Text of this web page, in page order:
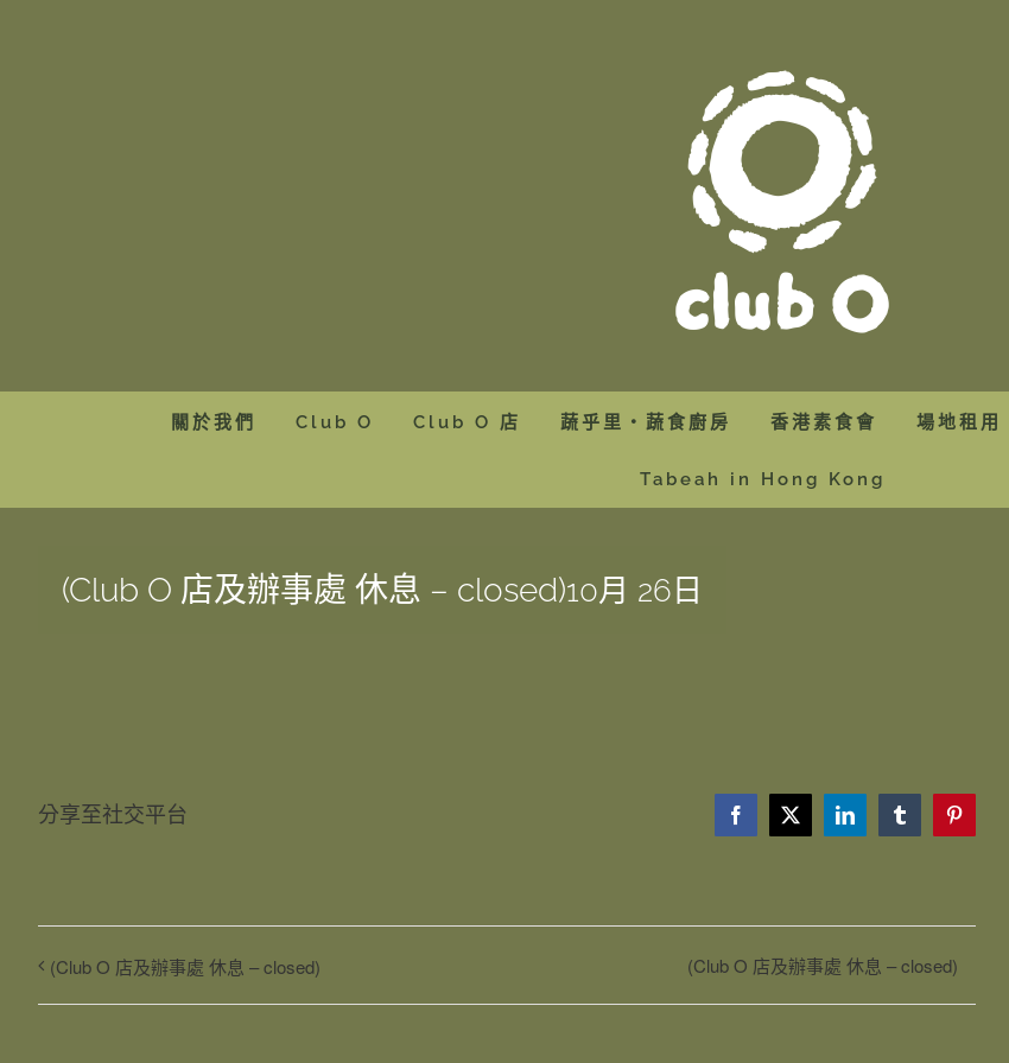
關於我們 Club O Club O 店 蔬乎里・蔬食廚房 香港素食會 場地租用
Tabeah in Hong Kong
(Club O 店及辦事處 休息 – closed)10月 26日
分享至社交平台 Facebook
X LinkedInTumblrPinterest
(Club O 店及辦事處 休息 – closed) (Club O 店及辦事處 休息 – closed)